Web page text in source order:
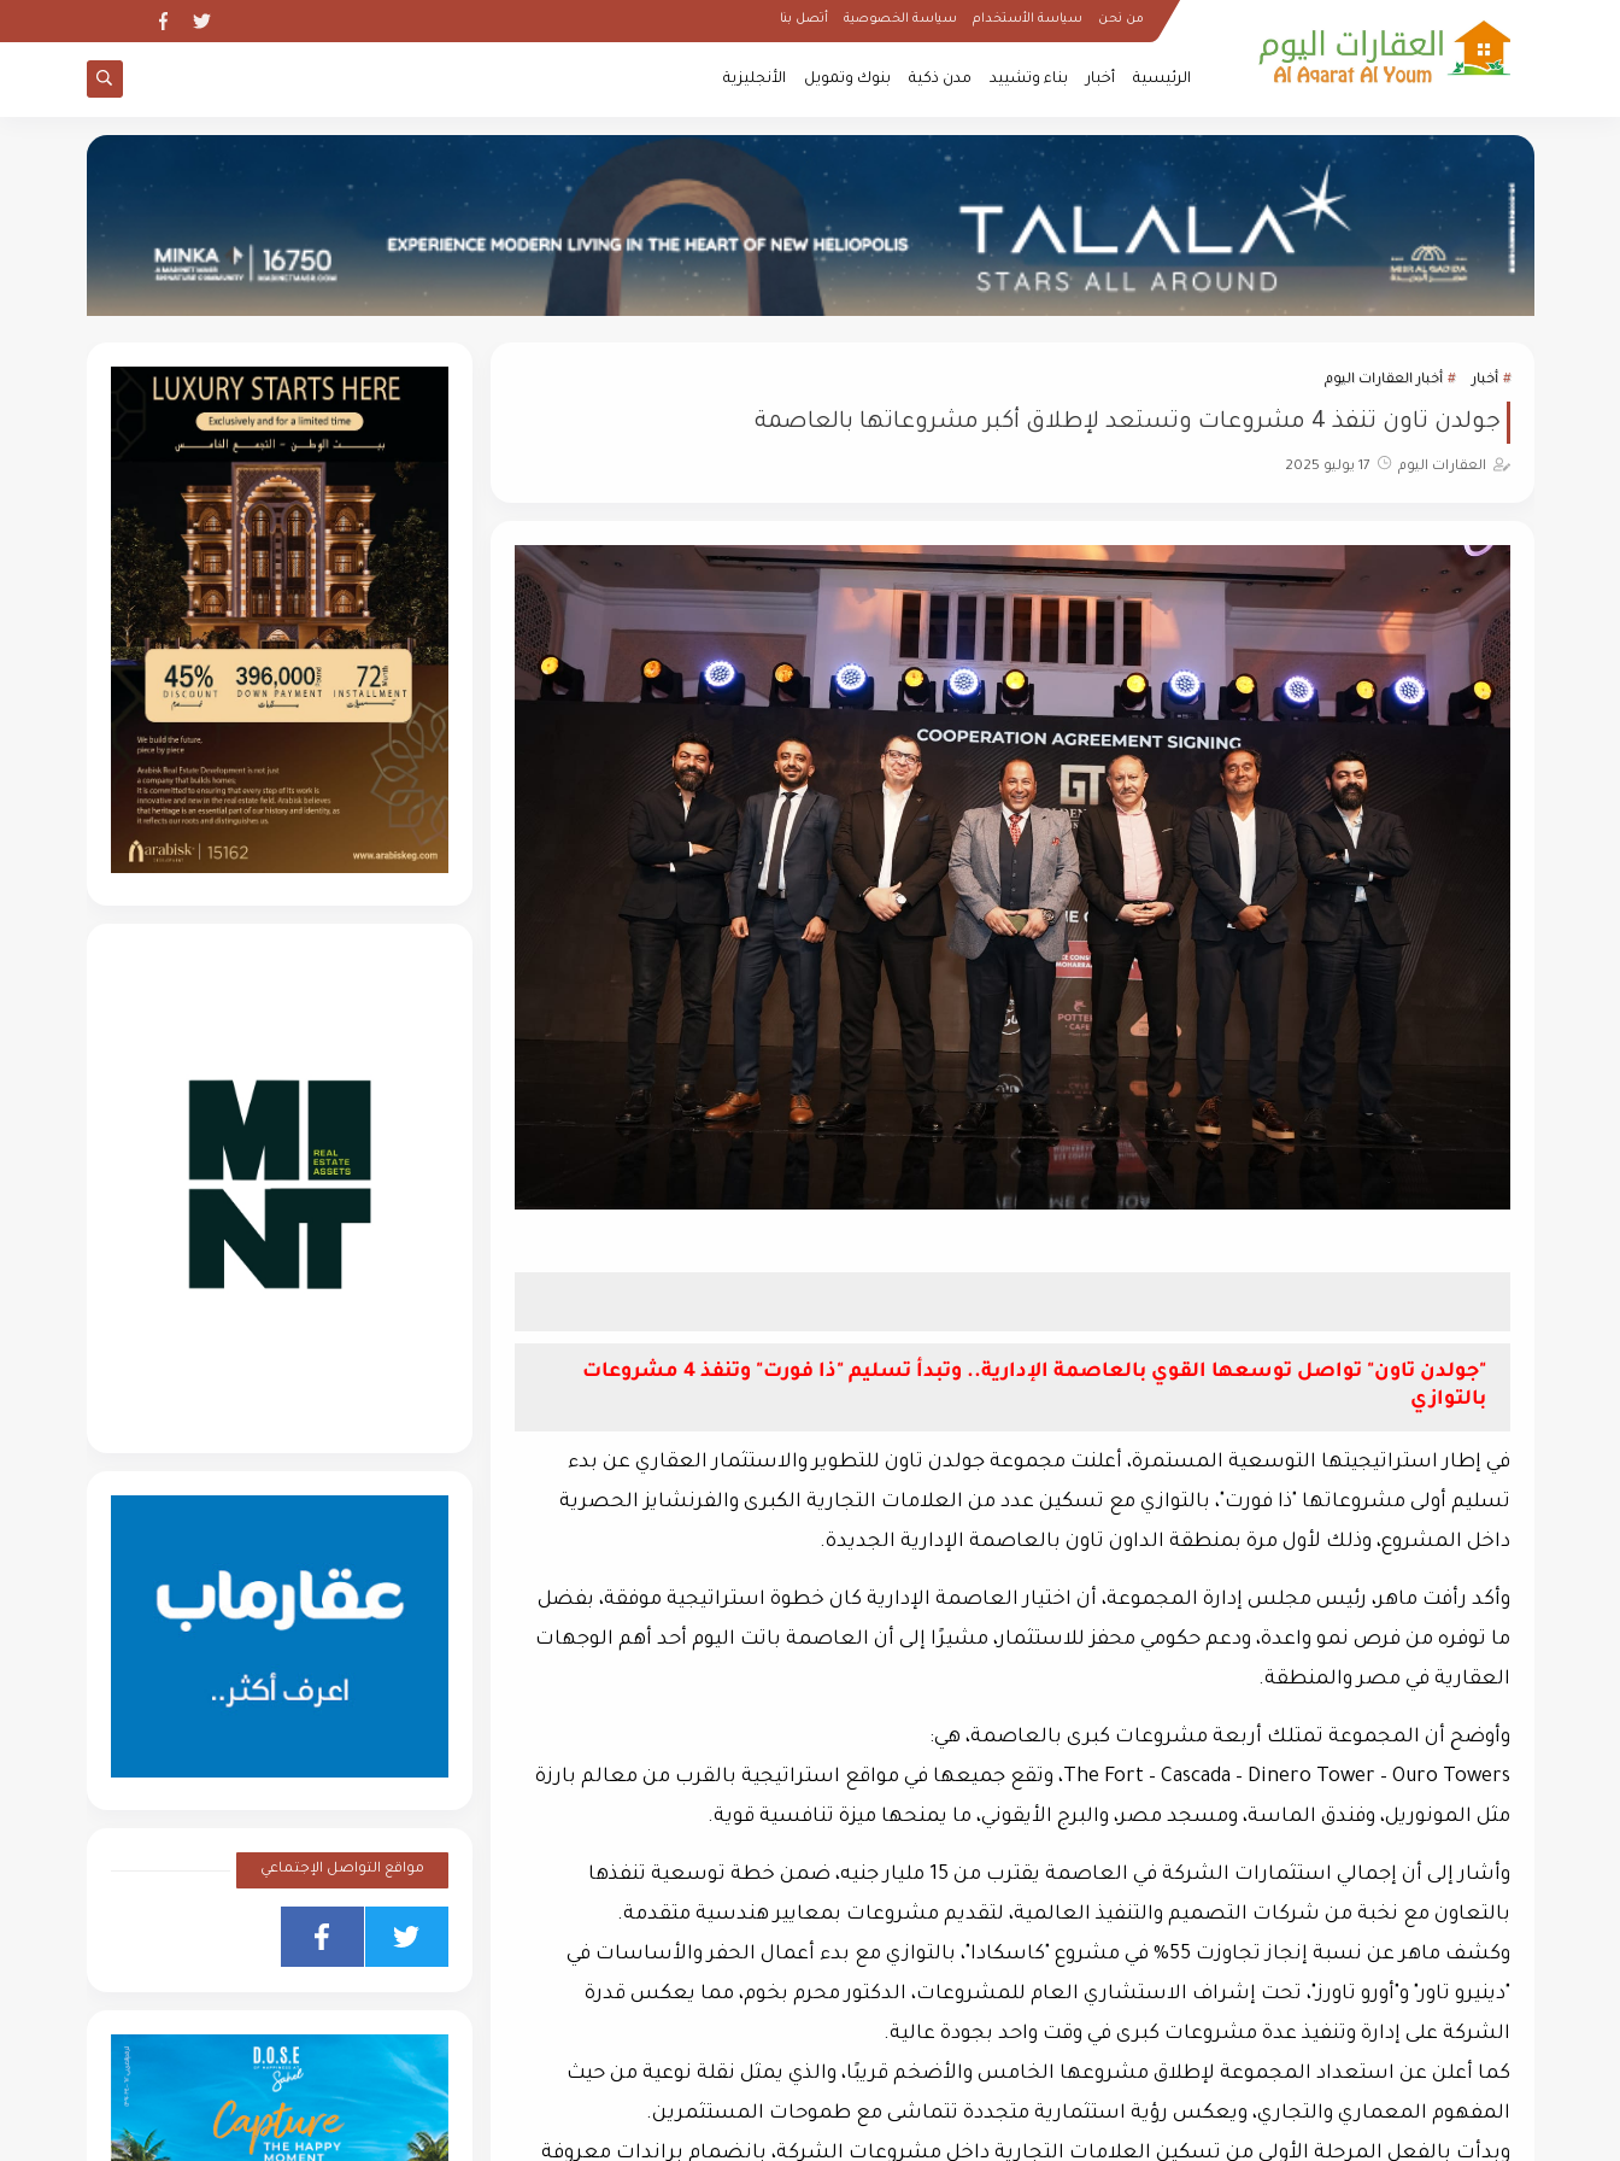
من نحن سياسة الأستخدام سياسة الخصوصية أتصل بنا
الرئيسية أخبار بناء وتشييد مدن ذكية بنوك وتمويل الأنجليزية
أخبار أخبار العقارات اليوم
جولدن تاون تنفذ 4 مشروعات وتستعد لإطلاق أكبر مشروعاتها بالعاصمة
العقارات اليوم 17 يوليو 2025
"جولدن تاون" تواصل توسعها القوي بالعاصمة الإدارية.. وتبدأ تسليم "ذا فورت" وتنفذ 4 مشروعات
بالتوازي
في إطار استراتيجيتها التوسعية المستمرة، أعلنت مجموعة جولدن تاون للتطوير والاستثمار العقاري عن بدء
تسليم أولى مشروعاتها "ذا فورت"، بالتوازي مع تسكين عدد من العلامات التجارية الكبرى والفرنشايز الحصرية
داخل المشروع، وذلك لأول مرة بمنطقة الداون تاون بالعاصمة الإدارية الجديدة.
وأكد رأفت ماهر، رئيس مجلس إدارة المجموعة، أن اختيار العاصمة الإدارية كان خطوة استراتيجية موفقة، بفضل
ما توفره من فرص نمو واعدة، ودعم حكومي محفز للاستثمار، مشيرًا إلى أن العاصمة باتت اليوم أحد أهم الوجهات
العقارية في مصر والمنطقة.
وأوضح أن المجموعة تمتلك أربعة مشروعات كبرى بالعاصمة، هي:
The Fort – Cascada – Dinero Tower – Ouro Towers ، وتقع جميعها في مواقع استراتيجية بالقرب من معالم بارزة
مثل المونوريل، وفندق الماسة، ومسجد مصر، والبرج الأيقوني، ما يمنحها ميزة تنافسية قوية.
وأشار إلى أن إجمالي استثمارات الشركة في العاصمة يقترب من 15 مليار جنيه
، ضمن خطة توسعية تنفذها
بالتعاون مع نخبة من شركات التصميم والتنفيذ العالمية، لتقديم مشروعات بمعايير هندسية متقدمة.
وكشف ماهر عن نسبة إنجاز تجاوزت 55% في مشروع "كاسكادا"
، بالتوازي مع بدء أعمال الحفر والأساسات في
"دينيرو تاور" و"أورو تاورز"، تحت إشراف الاستشاري العام للمشروعات، الدكتورمحرم بخوم، مما يعكس قدرة
الشركة على إدارة وتنفيذ عدة مشروعات كبرى في وقت واحد بجودة عالية.
كما أعلن عن استعداد المجموعة لإطلاق مشروعها الخامس والأضخم قريبًا، والذي يمثل نقلة نوعية من حيث
المفهوم المعماري والتجاري، ويعكس رؤية استثمارية متجددة تتماشى مع طموحات المستثمرين.
وبدأت بالفعل المرحلة الأولى من تسكين العلامات التجارية داخل مشروعات الشركة، بانضمام براندات معروفة
مواقع التواصل الإجتماعي